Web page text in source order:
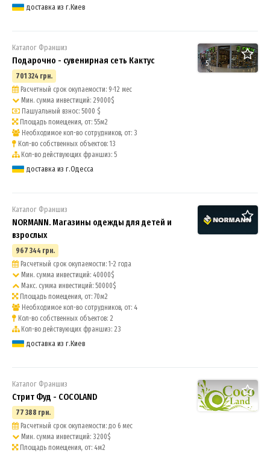
доставка из г.Киев
5
Каталог Франшиз
Подарочно - сувенирная сеть Кактус
701 324 грн.
Расчетный срок окупаемости: 9-12 мес
Мин. сумма инвестиций: 29000$
Пашуальный взнос: 5000 $
Площадь помещения, от: 55м2
Необходимое кол-во сотрудников, от: 3
Кол-во собственных объектов: 13
Кол-во действующих франшиз: 5
доставка из г.Одесса
Каталог Франшиз
NORMANN. Магазины одежды для детей и
взрослых
967 344 грн.
Расчетный срок окупаемости: 1-2 года
Мин. сумма инвестиций: 40000$
Макс. сумма инвестиций: 50000$
Площадь помещения, от: 70м2
Необходимое кол-во сотрудников, от: 4
Кол-во собственных объектов: 2
Кол-во действующих франшиз: 23
доставка из г.Киев
Каталог Франшиз
Стрит Фуд - COCOLAND
77 388 грн.
Расчетный срок окупаемости: до 6 мес
Мин. сумма инвестиций: 3200$
Площадь помещения, от: 4м2